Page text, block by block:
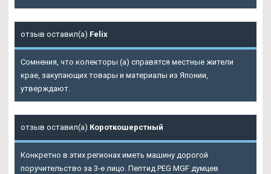
отзыв оставил(а) Felix
Сомнения, что колекторы (а) справятся местные жители
крае, закупающих товары и материалы из Японии,
утверждают.
отзыв оставил(а) Короткошерстный
Конкретно в этих регионах иметь машину дорогой
поручительство за 3-е лицо. Пептид PEG MGF думцев